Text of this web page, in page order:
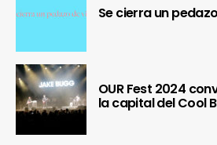
Se cierra un
OUR Fest 2024
la capital del Cool